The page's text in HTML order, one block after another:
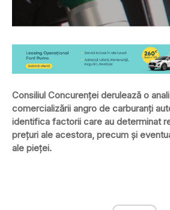
Consiliul Concurenţei derulează o
comercializării angro de carburanţi
identifica factorii care au determinat
preţuri ale acestora, precum şi
ale pieţei.